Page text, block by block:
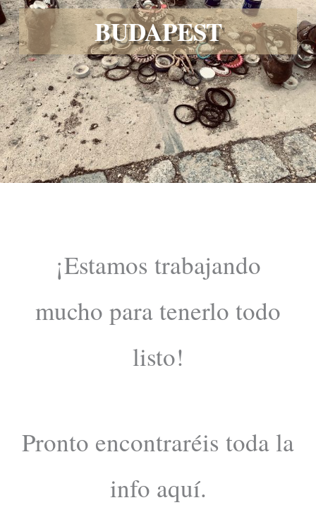
BUDAPEST
¡Estamos trabajando
mucho para tenerlo todo
listo!
Pronto encontraréis toda la
info aquí.